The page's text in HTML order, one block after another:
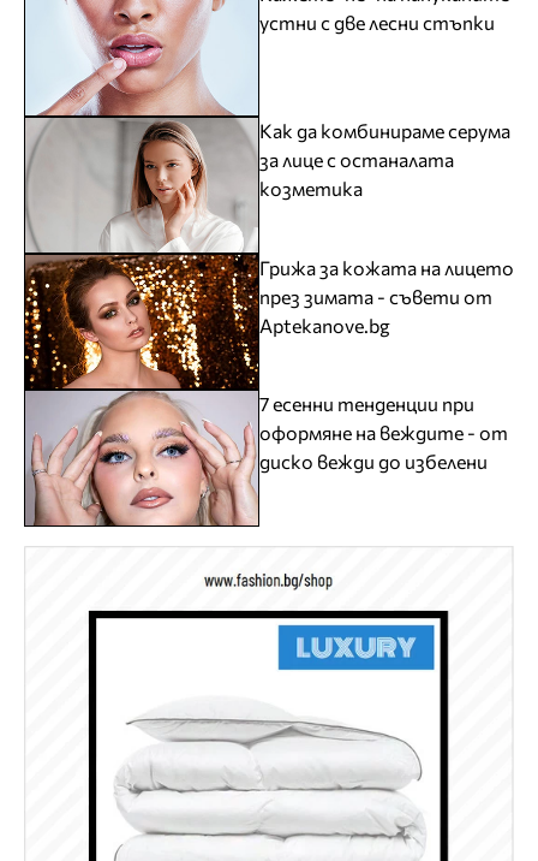
устни с две лесни стъпки
Как да комбинираме серума
за лице с останалата
козметика
Грижа за кожата на лицето
през зимата - съвети от
Aptekanove.bg
7 есенни тенденции при
оформяне на веждите - от
диско вежди до избелени